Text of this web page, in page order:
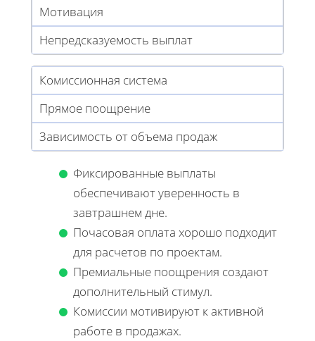
Мотивация
Непредсказуемость выплат
Комиссионная система
Прямое поощрение
Зависимость от объема продаж
Фиксированные выплаты
обеспечивают уверенность в
завтрашнем дне.
Почасовая оплата хорошо подходит
для расчетов по проектам.
Премиальные поощрения создают
дополнительный стимул.
Комиссии мотивируют к активной
работе в продажах.